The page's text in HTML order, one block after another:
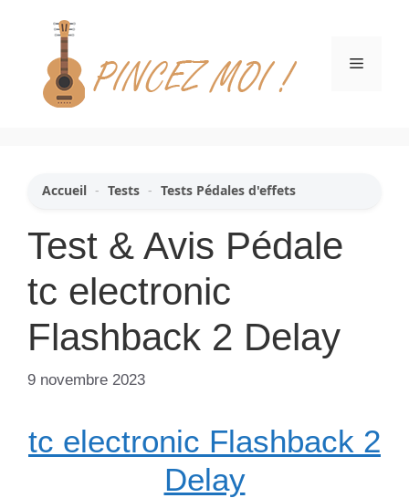
contenu
Menu
Accueil - Tests - Tests Pédales d'effets
Test & Avis Pédale
tc electronic
Flashback 2 Delay
9 novembre 2023
tc electronic Flashback 2
Delay